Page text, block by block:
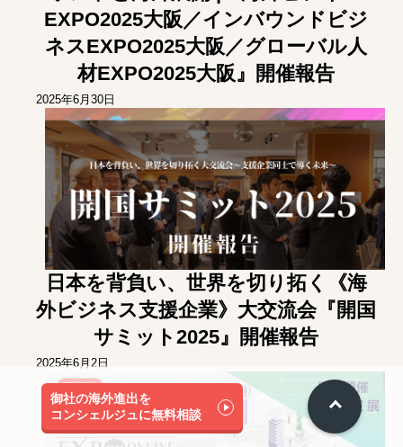
EXPO2025大阪／インバウンドビジ
ネスEXPO2025大阪／グローバル人
材EXPO2025大阪』開催報告
2025年6月30日
日本を背負い、世界を切り拓く《海
外ビジネス支援企業》大交流会『開国
サミット2025』開催報告
2025年6月2日
御社の海外進出を
コンシェルジュに無料相談